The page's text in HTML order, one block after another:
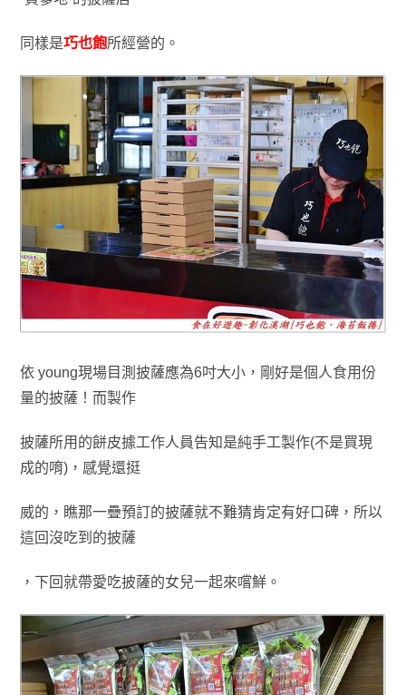
同樣是巧也飽所經營的 。
依 young現場目測 披薩應為6吋大小， 剛好是個人食用份
量的披薩 ！而製作
披薩所用 的餅皮據工作人員告知是純手工製作(不是買現
成的唷)，感覺還挺
威的 ， 瞧那一疊預訂的披薩就不難猜肯定有好口碑，所以
這回沒吃到 的披薩
， 下回就帶愛吃披薩的女兒一起來嚐鮮。